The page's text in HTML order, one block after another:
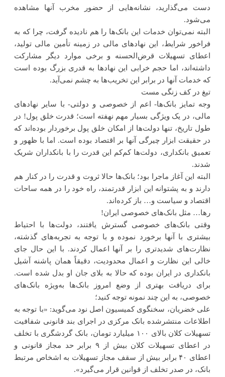
دست می‌گذارید، نشانه‌هایی از حضور مخرب آنها مشاهده
می‌شود.
البته نمی‌توان خدمات این بانک‌ها را هم نادیده گرفت، چرا که به
فراخور شرایط، این نهادهای مالی در زمینه تأمین مالی تولید،
اعطای تسهیلات قرض‌الحسنه و برخی موارد دیگر مشارکت
داشته‌اند، اما حجم خرابی این نهادها به قدری بزرگ بوده است
که خدمات آنها در برابر این تخریب‌ها به چشم نمی‌آید.
تیغ در کف زنگی مست
وجه تمایز بانک‌ها- اعم از خصوصی و دولتی- با سایر نهادهای
مالی، در یک ویژگی بسیار مهم نهفته است؛ قدرت خلق پول! در
طول تاریخ، تنها دولت‌ها از امکان خلق پول برخوردار بوده‌اند که
در حقیقت ابزار چیرگی آنها بر اقتصاد بوده است. اما با ظهور و
تعمیق بانکداری، دولت‌ها کم‌کم این قدرت را با بانکداران شریک
شدند.
البته این آغاز ماجرا بود؛ بانک‌ها حالا ثروت و قدرت را در کنار هم
دارند و به پشتوانه این ابزار قدرتمند، راه خود را در همه ساحات
اقتصاد و سیاست و… باز کرده‌اند.
رها… مثل بانک‌های خصوصی ایران!
وقتی بانک‌های خصوصی گسترش یافتند، دولت‌ها با احتیاط
بیشتری با آنها برخورد نموده و با توجه به تجربه‌های گذشته،
نظارت‌های شدیدتری را بر آنها اعمال کردند. با این حال جای
خالی این نظارت و اعمال محدودیت، دقیقاً همان پاشنه آشیل
بانکداری در ایران بوده که حالا به بلای جان او بدل شده است.
برای دریافت بهتری از وضع امروز بانک‌ها به‌ویژه بانک‌های
خصوصی، به این چند نمونه توجه کنید؛
علی خضریان، سخنگوی کمیسیون اصل نود می‌گوید: «با توجه به
اطلاعات منتشرشده بانک مرکزی در اجرای بند قانونی شفافیت
تسهیلات کلان بالای ۱۰۰ میلیارد تومان، بانک گردشگری با تخلف
در اعطای تسهیلات کلان بیش از ۹ برابر حد مجاز قانونی و
اعطای ۴۰ برابر بیش از سقف مجاز تسهیلات به اشخاص مرتبط
بانک، در صدر تخلف از قوانین قرار می‌گیرد».